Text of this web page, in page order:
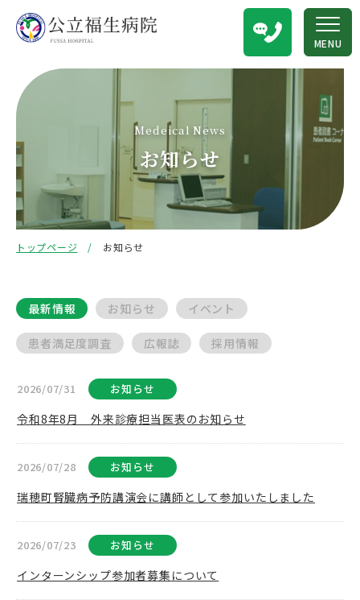
MENU
Medeical News
お知らせ
トップページ お知らせ
最新情報 お知らせ イベント
患者満足度調査 広報誌 採用情報
2026/07/31 お知らせ
令和8年8月 外来診療担当医表のお知らせ
2026/07/28 お知らせ
瑞穂町腎臓病予防講演会に講師として参加いたしました
2026/07/23 お知らせ
インターンシップ参加者募集について